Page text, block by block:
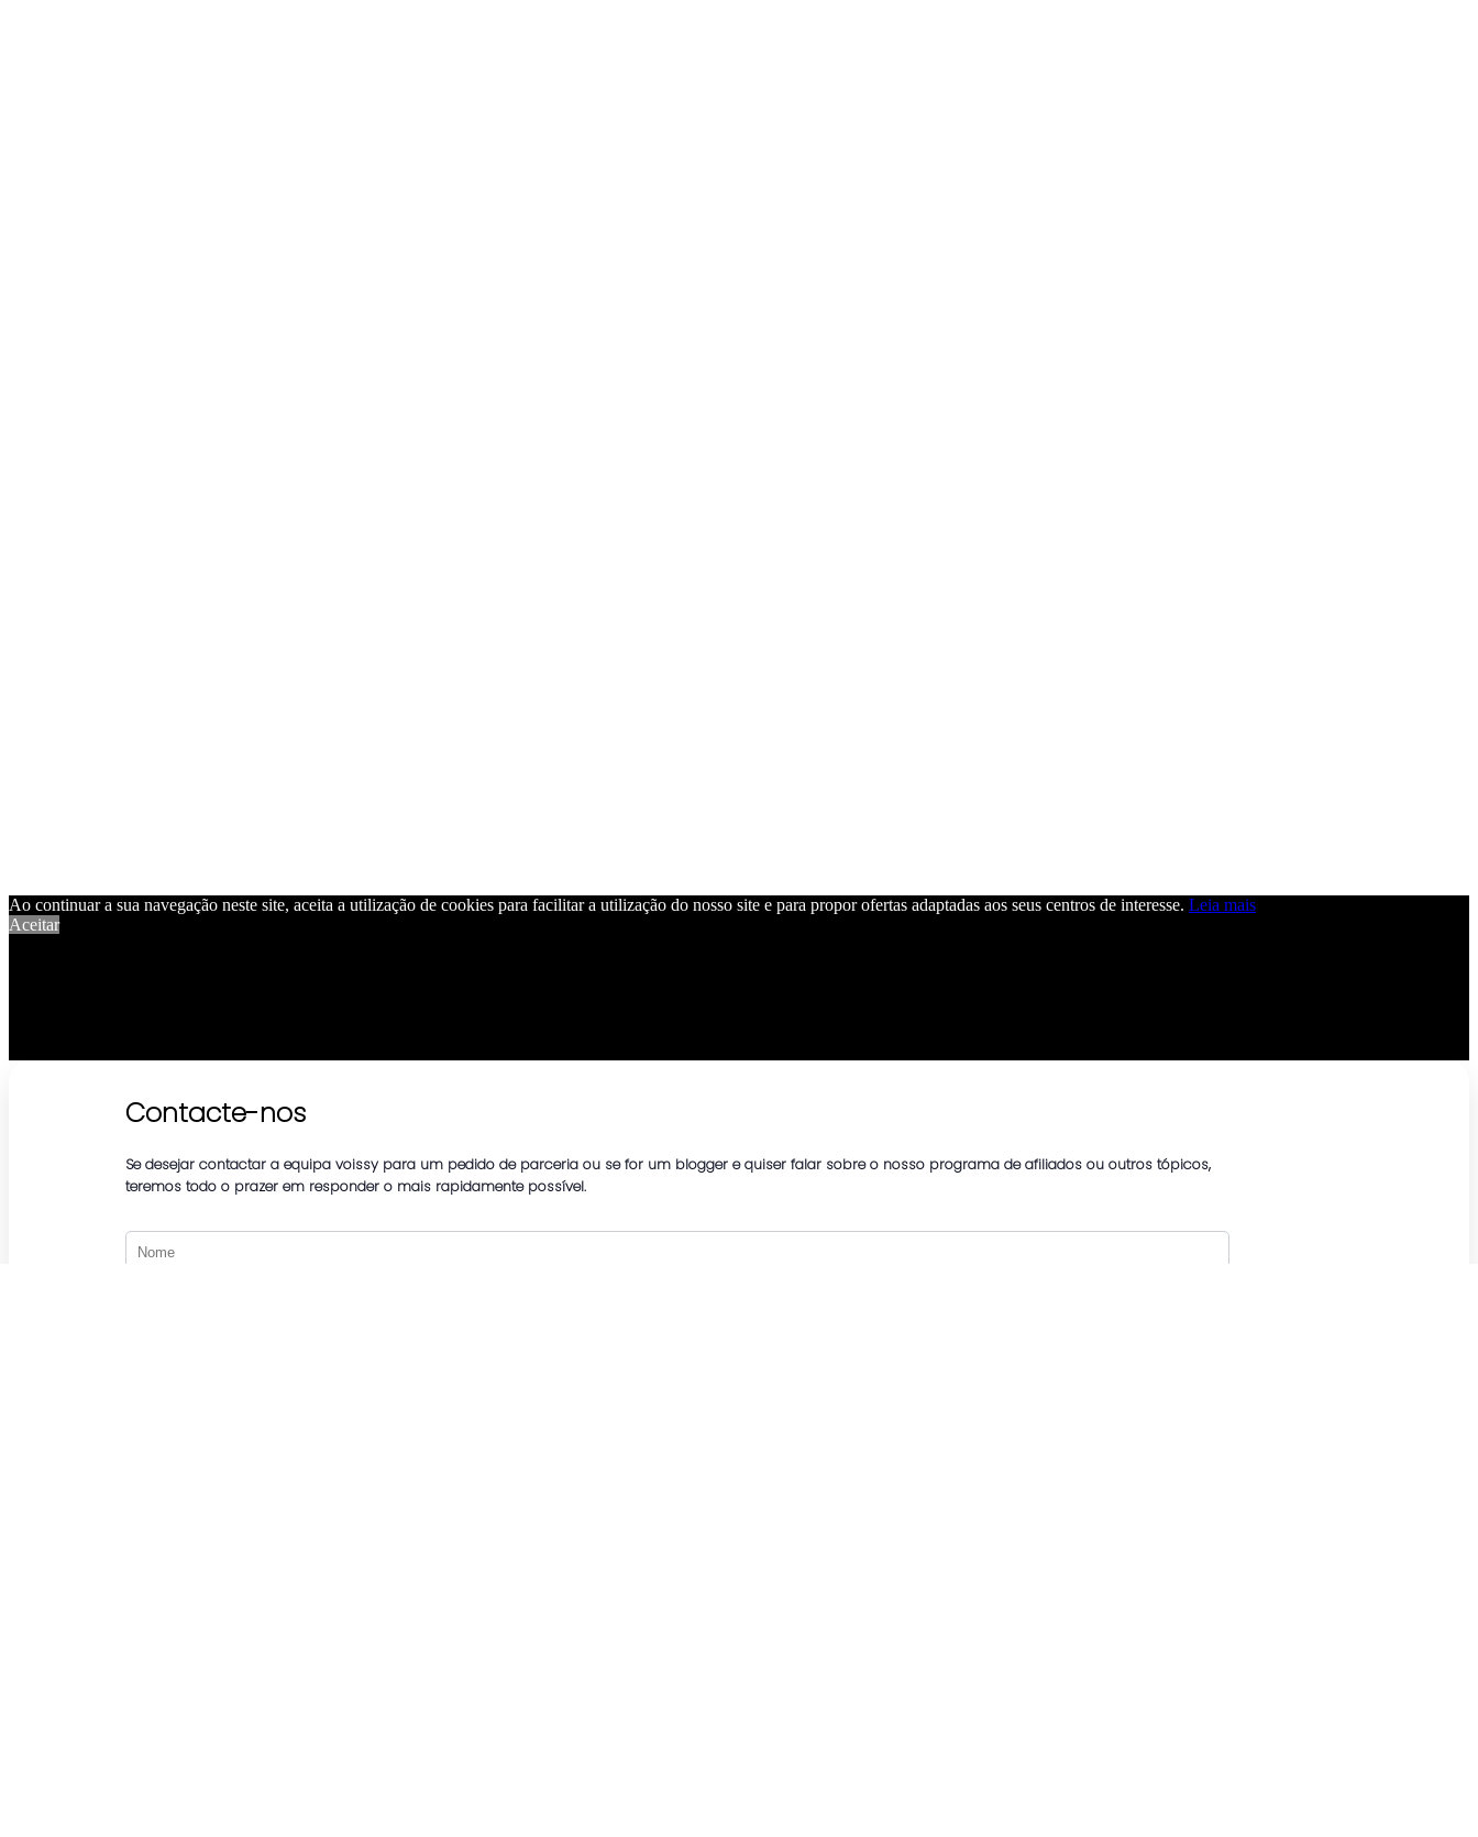
Ao continuar a sua navegação neste site, aceita a utilização de cookies para facilitar a utilização do nosso site e para propor ofertas adaptadas aos seus centros de interesse. Leia mais
Aceitar
Contacte-nos
Se desejar contactar a equipa voissy para um pedido de parceria ou se for um blogger e quiser falar sobre o nosso programa de afiliados ou outros tópicos,
teremos todo o prazer em responder o mais rapidamente possível.